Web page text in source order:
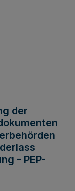
der
- PEP-